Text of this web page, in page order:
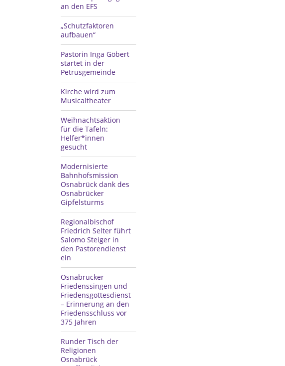
an den EFS
„Schutzfaktoren
aufbauen“
Pastorin Inga Göbert
startet in der
Petrusgemeinde
Kirche wird zum
Musicaltheater
Weihnachtsaktion
für die Tafeln:
Helfer*innen
gesucht
Modernisierte
Bahnhofsmission
Osnabrück dank des
Osnabrücker
Gipfelsturms
Regionalbischof
Friedrich Selter führt
Salomo Steiger in
den Pastorendienst
ein
Osnabrücker
Friedenssingen und
Friedensgottesdienst
– Erinnerung an den
Friedensschluss vor
375 Jahren
Runder Tisch der
Religionen
Osnabrück